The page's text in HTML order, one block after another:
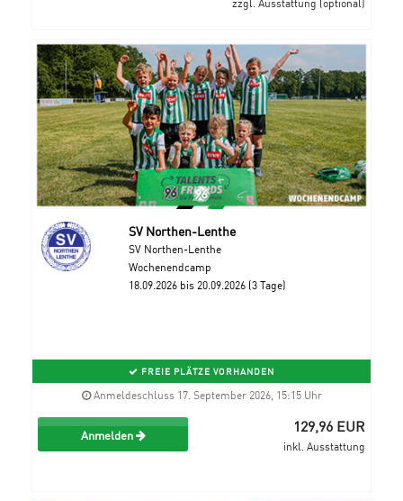
SV Northen-Lenthe
SV Northen-Lenthe
Wochenendcamp
18.09.2026 bis 20.09.2026 (3 Tage)
FREIE PLÄTZE VORHANDEN
Anmeldeschluss 17. September 2026, 15:15 Uhr
Anmelden 129,96 EUR
inkl. Ausstattung